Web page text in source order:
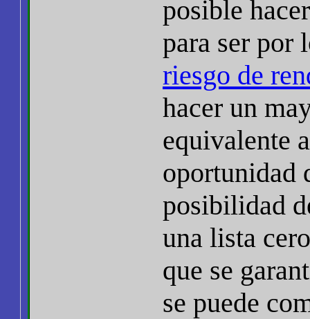
posible
para ser por
riesgo de
hacer un
equivalente
oportunidad
posibilidad
una lista
que se
se puede